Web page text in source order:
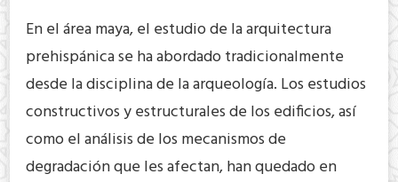
En el área maya, el estudio de la arquitectura
prehispánica se ha abordado tradicionalmente
desde la disciplina de la arqueología. Los estudios
constructivos y estructurales de los edificios, así
como el análisis de los mecanismos de
degradación que les afectan, han quedado en